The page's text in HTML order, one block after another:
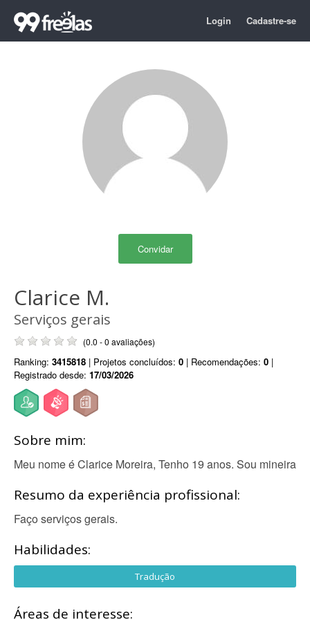
Login Cadastre-se
Convidar
Clarice M.
Serviços gerais
(0.0 - 0 avaliações)
Ranking: 3415818 | Projetos concluídos: 0 | Recomendações: 0 |
Registrado desde: 17/03/2026
Sobre mim:
Meu nome é Clarice Moreira, Tenho 19 anos. Sou mineira
Resumo da experiência profissional:
Faço serviços gerais.
Habilidades:
Tradução
Áreas de interesse: